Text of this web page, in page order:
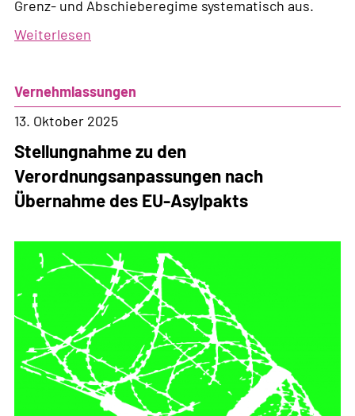
Grenz- und Abschieberegime systematisch aus.
Weiterlesen
Architektur
der
Abschottung
Vernehmlassungen
13. Oktober 2025
Stellungnahme zu den
Verordnungsanpassungen nach
Übernahme des EU-Asylpakts